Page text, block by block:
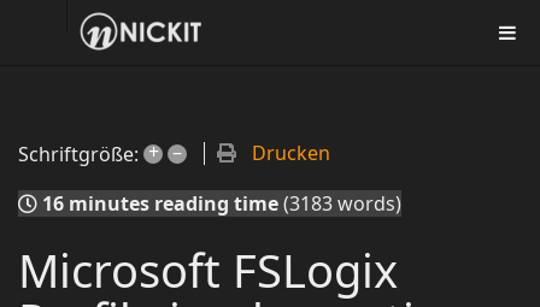
Schriftgröße: + –
Drucken
16 minutes reading time(3183 words)
Microsoft FSLogix